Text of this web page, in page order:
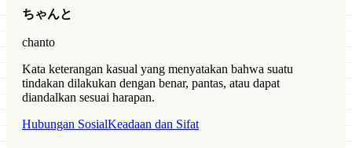
ちゃんと
chanto
Kata keterangan kasual yang menyatakan bahwa suatu
tindakan dilakukan dengan benar, pantas, atau dapat
diandalkan sesuai harapan.
Hubungan SosialKeadaan dan Sifat